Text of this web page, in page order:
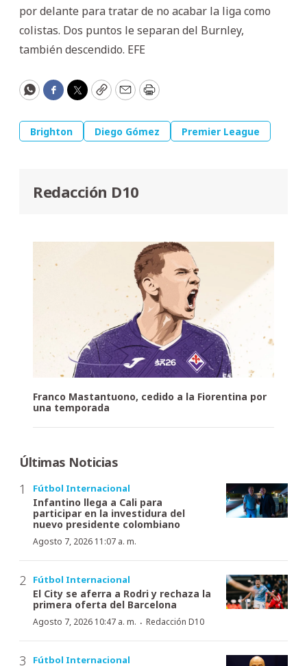
por delante para tratar de no acabar la liga como
colistas. Dos puntos le separan del Burnley,
también descendido. EFE
WhatsApp
Facebook
Twitter
CopyEmailPrint
Brighton Diego Gómez Premier League
Redacción D10
Franco Mastantuono, cedido a la Fiorentina por
una temporada
Últimas Noticias
Fútbol Internacional
Infantino llega a Cali para
participar en la investidura del
nuevo presidente colombiano
Agosto 7, 2026 11:07 a. m.
Fútbol Internacional
El City se aferra a Rodri y rechaza la
primera oferta del Barcelona
Agosto 7, 2026 10:47 a. m. · Redacción D10
Fútbol Internacional